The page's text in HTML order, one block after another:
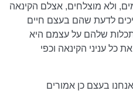
ולא מוצלחים, אצלם הקינאה
לדעת שהם בעצם חיים
שלהם על עצמם היא
כל עניני הקינאה וכפי
בעצם כן אמורים